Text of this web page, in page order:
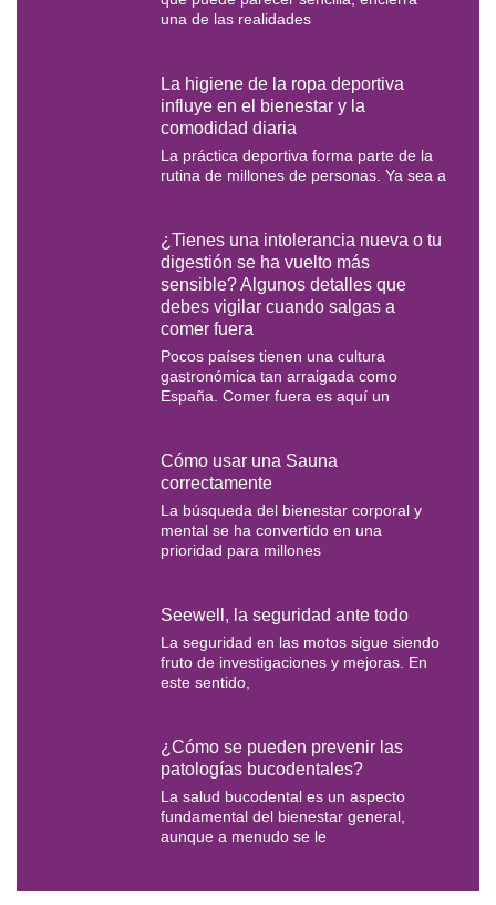
una de las realidades
La higiene de la ropa deportiva
influye en el bienestar y la
comodidad diaria
La práctica deportiva forma parte de la
rutina de millones de personas. Ya sea a
¿Tienes una intolerancia nueva o tu
digestión se ha vuelto más
sensible? Algunos detalles que
debes vigilar cuando salgas a
comer fuera
Pocos países tienen una cultura
gastronómica tan arraigada como
España. Comer fuera es aquí un
Cómo usar una Sauna
correctamente
La búsqueda del bienestar corporal y
mental se ha convertido en una
prioridad para millones
Seewell, la seguridad ante todo
La seguridad en las motos sigue siendo
fruto de investigaciones y mejoras. En
este sentido,
¿Cómo se pueden prevenir las
patologías bucodentales?
La salud bucodental es un aspecto
fundamental del bienestar general,
aunque a menudo se le